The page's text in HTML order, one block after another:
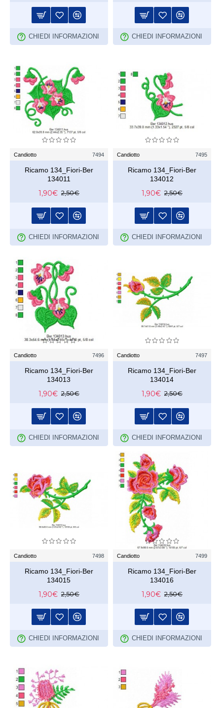
CHIEDI INFORMAZIONI CHIEDI INFORMAZIONI
Candiotto 7494
Ricamo 134_Fiori-Ber
134011
1,90€ 2,50€
CHIEDI INFORMAZIONI
Candiotto 7495
Ricamo 134_Fiori-Ber
134012
1,90€ 2,50€
CHIEDI INFORMAZIONI
Candiotto 7496
Ricamo 134_Fiori-Ber
134013
1,90€ 2,50€
CHIEDI INFORMAZIONI
Candiotto 7497
Ricamo 134_Fiori-Ber
134014
1,90€ 2,50€
CHIEDI INFORMAZIONI
Candiotto 7498
Ricamo 134_Fiori-Ber
134015
1,90€ 2,50€
CHIEDI INFORMAZIONI
Candiotto 7499
Ricamo 134_Fiori-Ber
134016
1,90€ 2,50€
CHIEDI INFORMAZIONI